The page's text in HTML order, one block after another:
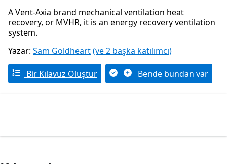
A Vent-Axia brand mechanical ventilation heat
recovery, or MVHR, it is an energy recovery ventilation
system.
Yazar: Sam Goldheart(ve 2 başka katılımcı)
Bir Kılavuz Oluştur Bende bundan var